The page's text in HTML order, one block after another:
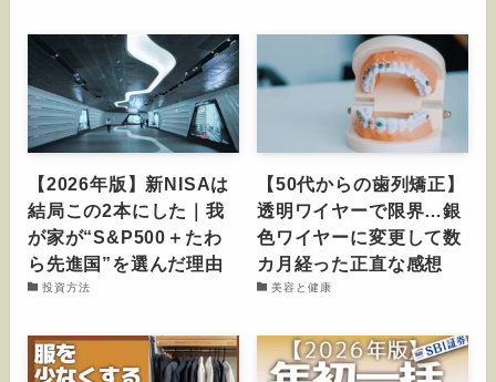
【2026年版】新NISAは
結局この2本にした｜我
が家が“S&P500＋たわ
ら先進国”を選んだ理由
投資方法
【50代からの歯列矯正】
透明ワイヤーで限界…銀
色ワイヤーに変更して数
カ月経った正直な感想
美容と健康